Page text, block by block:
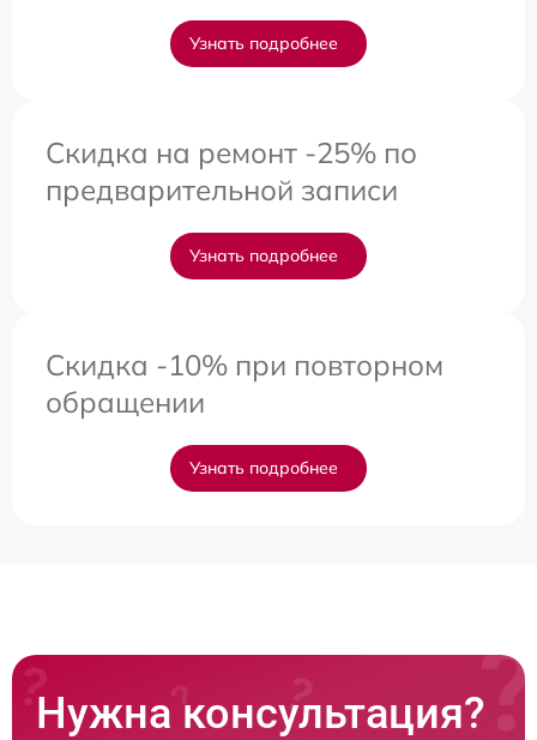
Узнать подробнее
Скидка на ремонт -25% по
предварительной записи
Узнать подробнее
Скидка -10% при повторном
обращении
Узнать подробнее
Нужна консультация?